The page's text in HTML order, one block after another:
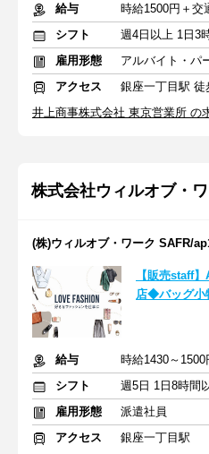
給与
時給1500円＋交
シフト
雇用形態
アルバイト・パ
アクセス
銀座一丁目駅 徒
井上商事株式会社 東京営業所 の
株式会社ウィルオブ・
(株)ウィルオブ・ワーク SAFR/
【販売staff
店◆バッグ小
給与
時給1430～
シフト
週5日 1日8時間
雇用形態
派遣社員
アクセス
銀座一丁目駅